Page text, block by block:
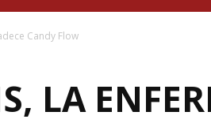
Candy Flow
LA